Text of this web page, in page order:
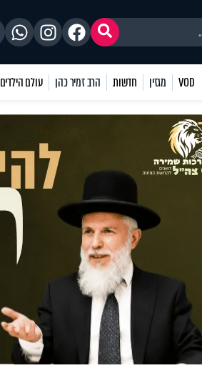
VOD מגזין חדשות הרב זמיר כהן עולם הילדים